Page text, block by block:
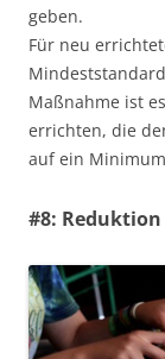
geben.
Für neu
Maßnahme ist
errichten, die
auf ein
#8: